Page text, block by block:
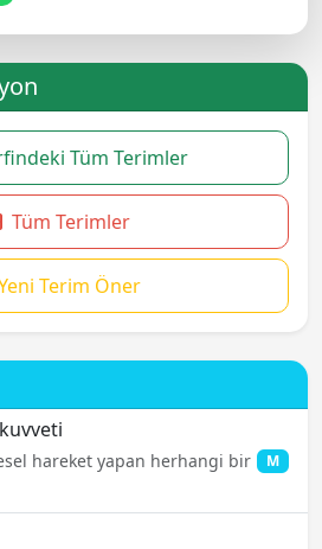
Tüm Terimler
Tüm Terimler
Terim Öner
hareket yapan herhangi bir
M